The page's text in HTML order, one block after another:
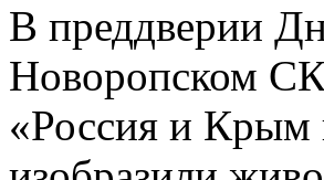
В преддверии
Новоропском
«Россия и Крым